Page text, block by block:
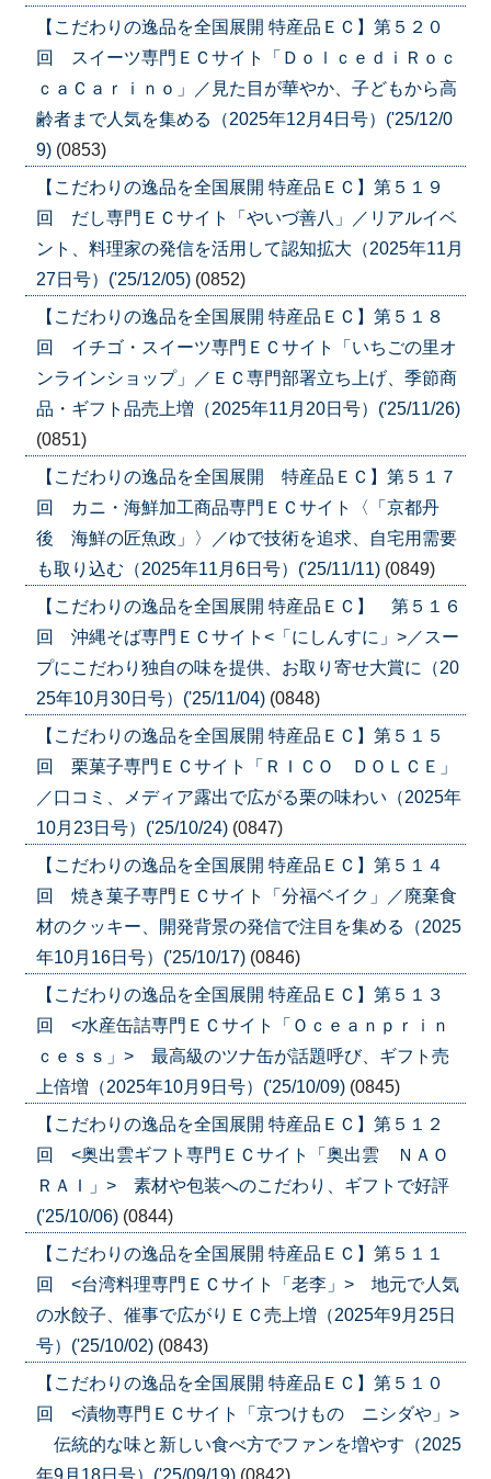
【こだわりの逸品を全国展開 特産品ＥＣ】第５２０
回 スイーツ専門ＥＣサイト「ＤｏｌｃｅｄｉＲｏｃ
ｃａＣａｒｉｎｏ」／見た目が華やか、子どもから高
齢者まで人気を集める（2025年12月4日号）('25/12/0
9) (0853)
【こだわりの逸品を全国展開 特産品ＥＣ】第５１９
回 だし専門ＥＣサイト「やいづ善八」／リアルイベ
ント、料理家の発信を活用して認知拡大（2025年11月
27日号）('25/12/05) (0852)
【こだわりの逸品を全国展開 特産品ＥＣ】第５１８
回 イチゴ・スイーツ専門ＥＣサイト「いちごの里オ
ンラインショップ」／ＥＣ専門部署立ち上げ、季節商
品・ギフト品売上増（2025年11月20日号）('25/11/26)
(0851)
【こだわりの逸品を全国展開 特産品ＥＣ】第５１７
回 カニ・海鮮加工商品専門ＥＣサイト〈「京都丹
後 海鮮の匠魚政」〉／ゆで技術を追求、自宅用需要
も取り込む（2025年11月6日号）('25/11/11) (0849)
【こだわりの逸品を全国展開 特産品ＥＣ】 第５１６
回 沖縄そば専門ＥＣサイト<「にしんすに」>／スー
プにこだわり独自の味を提供、お取り寄せ大賞に（20
25年10月30日号）('25/11/04) (0848)
【こだわりの逸品を全国展開 特産品ＥＣ】第５１５
回 栗菓子専門ＥＣサイト「ＲＩＣＯ ＤＯＬＣＥ」
／口コミ、メディア露出で広がる栗の味わい（2025年
10月23日号）('25/10/24) (0847)
【こだわりの逸品を全国展開 特産品ＥＣ】第５１４
回 焼き菓子専門ＥＣサイト「分福ベイク」／廃棄食
材のクッキー、開発背景の発信で注目を集める（2025
年10月16日号）('25/10/17) (0846)
【こだわりの逸品を全国展開 特産品ＥＣ】第５１３
回 <水産缶詰専門ＥＣサイト「Ｏｃｅａｎｐｒｉｎ
ｃｅｓｓ」> 最高級のツナ缶が話題呼び、ギフト売
上倍増（2025年10月9日号）('25/10/09) (0845)
【こだわりの逸品を全国展開 特産品ＥＣ】第５１２
回 <奥出雲ギフト専門ＥＣサイト「奥出雲 ＮＡＯ
ＲＡＩ」> 素材や包装へのこだわり、ギフトで好評
('25/10/06) (0844)
【こだわりの逸品を全国展開 特産品ＥＣ】第５１１
回 <台湾料理専門ＥＣサイト「老李」> 地元で人気
の水餃子、催事で広がりＥＣ売上増（2025年9月25日
号）('25/10/02) (0843)
【こだわりの逸品を全国展開 特産品ＥＣ】第５１０
回 <漬物専門ＥＣサイト「京つけもの ニシダや」>
伝統的な味と新しい食べ方でファンを増やす（2025
年9月18日号）('25/09/19) (0842)